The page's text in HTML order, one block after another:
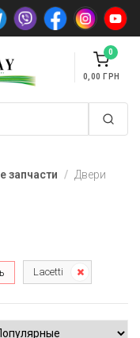
0
0,00
запчасти Двери
Lacetti